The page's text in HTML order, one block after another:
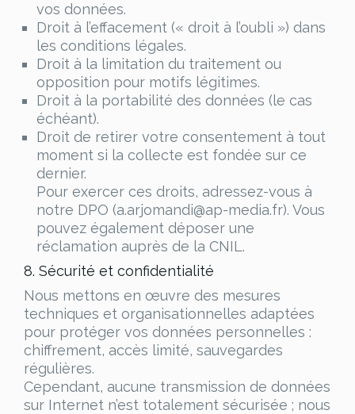
vos données.
Droit à l’effacement (« droit à l’oubli ») dans
les conditions légales.
Droit à la limitation du traitement ou
opposition pour motifs légitimes.
Droit à la portabilité des données (le cas
échéant).
Droit de retirer votre consentement à tout
moment si la collecte est fondée sur ce
dernier.
Pour exercer ces droits, adressez-vous à
notre DPO (a.arjomandi@ap-media.fr). Vous
pouvez également déposer une
réclamation auprès de la CNIL.
8. Sécurité et confidentialité
Nous mettons en œuvre des mesures
techniques et organisationnelles adaptées
pour protéger vos données personnelles :
chiffrement, accès limité, sauvegardes
régulières.
Cependant, aucune transmission de données
sur Internet n’est totalement sécurisée ; nous